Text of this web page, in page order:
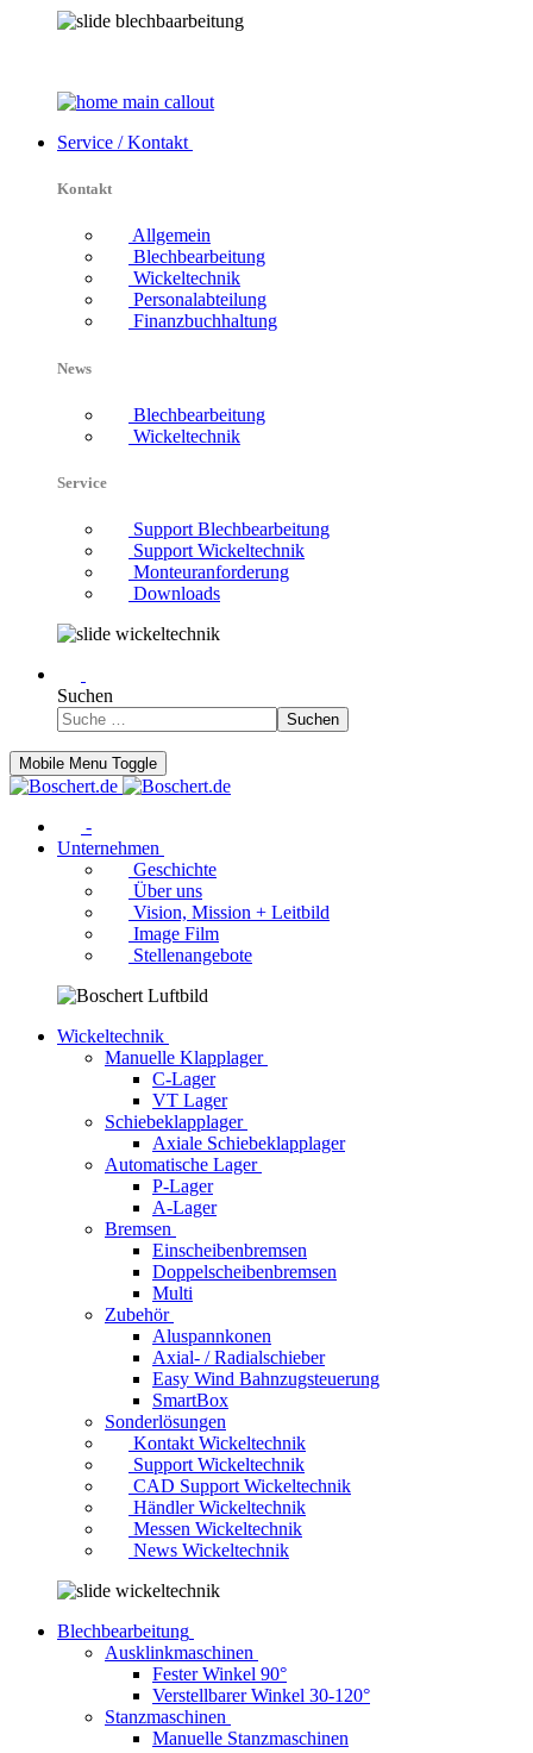
Service / Kontakt
Kontakt
Allgemein
Blechbearbeitung
Wickeltechnik
Personalabteilung
Finanzbuchhaltung
News
Blechbearbeitung
Wickeltechnik
Service
Support Blechbearbeitung
Support Wickeltechnik
Monteuranforderung
Downloads
Suchen
Suchen
Mobile Menu Toggle
-
Unternehmen
Geschichte
Über uns
Vision, Mission + Leitbild
Image Film
Stellenangebote
Wickeltechnik
Manuelle Klapplager
C-Lager
VT Lager
Schiebeklapplager
Axiale Schiebeklapplager
Automatische Lager
P-Lager
A-Lager
Bremsen
Einscheibenbremsen
Doppelscheibenbremsen
Multi
Zubehör
Aluspannkonen
Axial- / Radialschieber
Easy Wind Bahnzugsteuerung
SmartBox
Sonderlösungen
Kontakt Wickeltechnik
Support Wickeltechnik
CAD Support Wickeltechnik
Händler Wickeltechnik
Messen Wickeltechnik
News Wickeltechnik
Blechbearbeitung
Ausklinkmaschinen
Fester Winkel 90°
Verstellbarer Winkel 30-120°
Stanzmaschinen
Manuelle Stanzmaschinen